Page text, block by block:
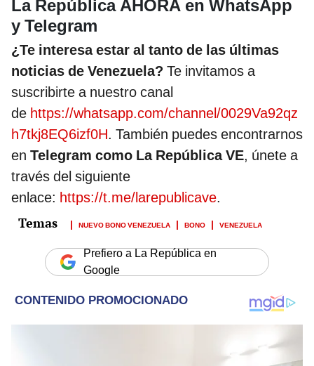
La República AHORA en WhatsApp
y Telegram
¿Te interesa estar al tanto de las últimas
noticias de Venezuela? Te invitamos a
suscribirte a nuestro canal
de https://whatsapp.com/channel/0029Va92qz
h7tkj8EQ6izf0H. También puedes encontrarnos
en Telegram como La República VE, únete a
través del siguiente
enlace: https://t.me/larepublicave.
NUEVO BONO VENEZUELA BONO VENEZUELA
Prefiero a La República en
Google